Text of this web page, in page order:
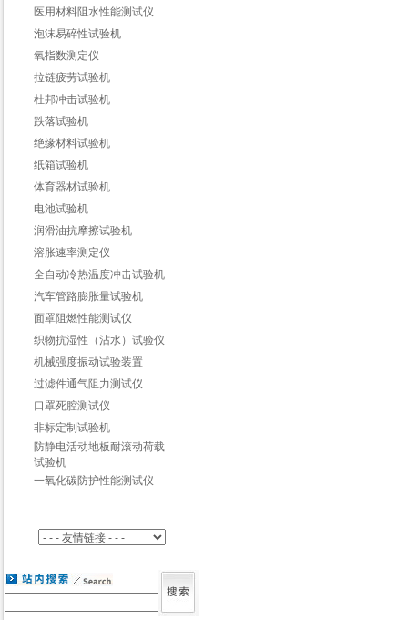
医用材料阻水性能测试仪
泡沫易碎性试验机
氧指数测定仪
拉链疲劳试验机
杜邦冲击试验机
跌落试验机
绝缘材料试验机
纸箱试验机
体育器材试验机
电池试验机
润滑油抗摩擦试验机
溶胀速率测定仪
全自动冷热温度冲击试验机
汽车管路膨胀量试验机
面罩阻燃性能测试仪
织物抗湿性（沾水）试验仪
机械强度振动试验装置
过滤件通气阻力测试仪
口罩死腔测试仪
非标定制试验机
防静电活动地板耐滚动荷载
试验机
一氧化碳防护性能测试仪